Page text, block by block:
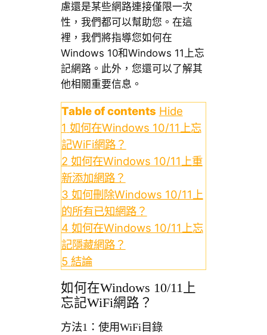
慮還是某些網路連接僅限一次
性，我們都可以幫助您。在這
裡，我們將指導您如何在
Windows 10和Windows 11上忘
記網路。此外，您還可以了解其
他相關重要信息。
Table of contents Hide
1 如何在Windows 10/11上忘
記WiFi網路？
2 如何在Windows 10/11上重
新添加網路？
3 如何刪除Windows 10/11上
的所有已知網路？
4 如何在Windows 10/11上忘
記隱藏網路？
5 結論
如何在Windows 10/11上
忘記WiFi網路？
方法1：使用WiFi目錄